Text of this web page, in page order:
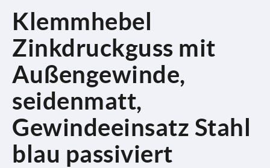
Klemmhebel
Zinkdruckguss mit
Außengewinde,
seidenmatt,
Gewindeeinsatz Stahl
blau passiviert